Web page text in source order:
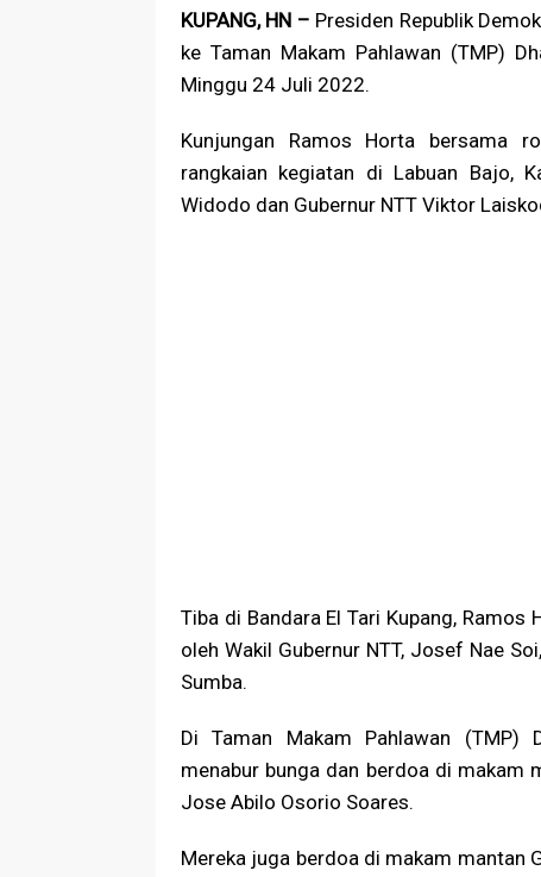
KUPANG, HN – Presiden Republik
ke Taman Makam Pahlawan (TMP)
Minggu 24 Juli 2022.
Kunjungan Ramos Horta bersama
rangkaian kegiatan di Labuan Bajo,
Widodo dan Gubernur NTT Viktor
Tiba di Bandara El Tari Kupang,
oleh Wakil Gubernur NTT, Josef Nae
Sumba.
Di Taman Makam Pahlawan (TMP)
menabur bunga dan berdoa di makam
Jose Abilo Osorio Soares.
Mereka juga berdoa di makam mantan